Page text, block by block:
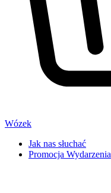
Wózek
Jak nas słuchać
Promocja Wydarzenia